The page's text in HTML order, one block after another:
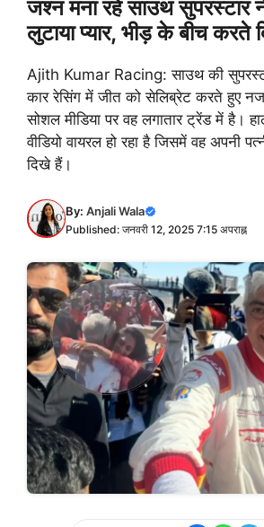
जश्न मना रहे साउथ सुपरस्टार
लुटाया प्यार, भीड़ के बीच करते
Ajith Kumar Racing: साउथ की
कार रेसिंग में जीत को सेलिब्रेट करते हुए
सोशल मीडिया पर वह लगातार ट्रेंड में है।
वीडियो वायरल हो रहा है जिसमें वह अपनी
दिखे हैं।
By: Anjali Wala
Published: जनवरी 12, 2025 7:15 अपराह्न